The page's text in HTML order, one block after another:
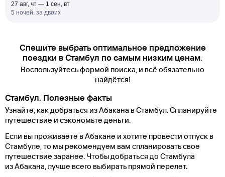
27 авг, чт — 1 сен, вт
5 ночей, за двоих
Спешите выбрать оптимальное предложение
поездки в Стамбул по самым низким ценам.
Воспользуйтесь формой поиска, и всё обязательно
найдётся!
Стамбул. Полезные факты
Узнайте, как добраться из Абакана в Стамбул. Спланируйте
путешествие и сэкономьте деньги.
Если вы проживаете в Абакане и хотите провести отпуск в
Стамбуле, то мы рекомендуем вам спланировать свое
путешествие заранее. Чтобы добраться до Стамбула
из Абакана, лучше всего выбирать прямой перелет.